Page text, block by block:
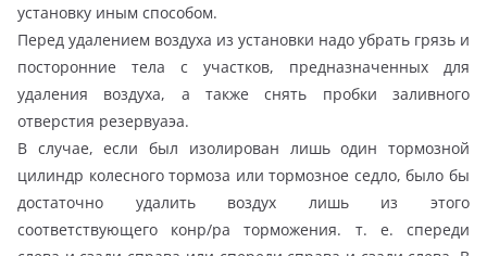
установку иным способом.
Перед удалением воздуха из установки надо убрать грязь и
посторонние тела с участков, предназначенных для
удаления воздуха, а также снять пробки заливного
отверстия резервуаэа.
В случае, если был изолирован лишь один тормозной
цилиндр колесного тормоза или тормозное седло, было бы
достаточно удалить воздух лишь из этого
соответствующего конр/ра торможения. т. е. спереди